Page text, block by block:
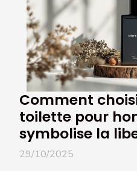
Comment
toilette pour
symbolise la
29/10/2025